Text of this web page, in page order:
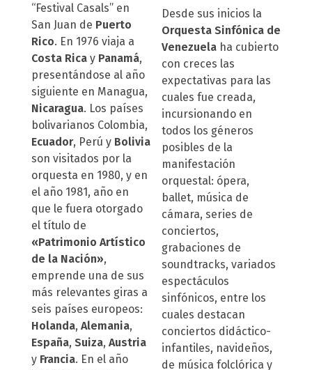
“Festival Casals” en
San Juan de Puerto
Rico. En 1976 viaja a
Costa Rica y Panamá,
presentándose al año
siguiente en Managua,
Nicaragua. Los países
bolivarianos Colombia,
Ecuador, Perú y Bolivia
son visitados por la
orquesta en 1980, y en
el año 1981, año en
que le fuera otorgado
el título de
«Patrimonio Artístico
de la Nación»,
emprende una de sus
más relevantes giras a
seis países europeos:
Holanda, Alemania,
España, Suiza, Austria
y Francia. En el año
Desde sus inicios la
Orquesta Sinfónica de
Venezuela ha cubierto
con creces las
expectativas para las
cuales fue creada,
incursionando en
todos los géneros
posibles de la
manifestación
orquestal: ópera,
ballet, música de
cámara, series de
conciertos,
grabaciones de
soundtracks, variados
espectáculos
sinfónicos, entre los
cuales destacan
conciertos didáctico-
infantiles, navideños,
de música folclórica y